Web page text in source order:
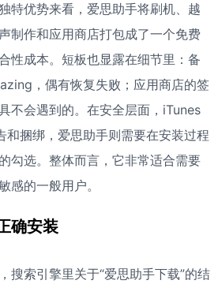
特优势来看，爱思助手将刷机、越
制作和应用商店打包成了一个免费
性成本。短板也显露在细节里：备
，偶有恢复失败；应用商店的签
不会遇到的。在安全层面，iTunes
捆绑，爱思助手则需要在安装过程
勾选。整体而言，它非常适合需要
感的一般用户。
确安装
搜索引擎里关于“爱思助手下载”的结